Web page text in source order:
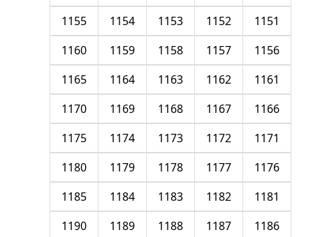
1151
1152
1153
1154
1155
1156
1157
1158
1159
1160
1161
1162
1163
1164
1165
1166
1167
1168
1169
1170
1171
1172
1173
1174
1175
1176
1177
1178
1179
1180
1181
1182
1183
1184
1185
1186
1187
1188
1189
1190